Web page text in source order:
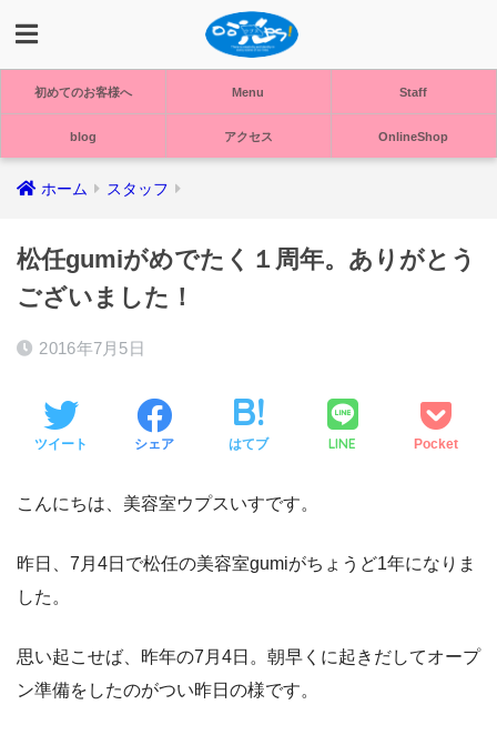
初めてのお客様へ Menu Staff
blog アクセス OnlineShop
ホーム スタッフ
松任gumiがめでたく１周年。ありがとう
ございました！
2016年7月5日
ツイート シェア はてブ LINE Pocket
こんにちは、美容室ウプスいすです。
昨日、7月4日で松任の美容室gumiがちょうど1年になりま
した。
思い起こせば、昨年の7月4日。朝早くに起きだしてオープ
ン準備をしたのがつい昨日の様です。